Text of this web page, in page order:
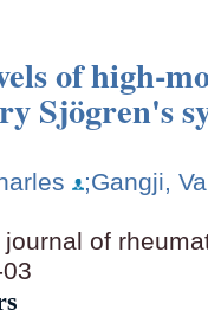
of high-
Sjögren's
;Gangji,
of